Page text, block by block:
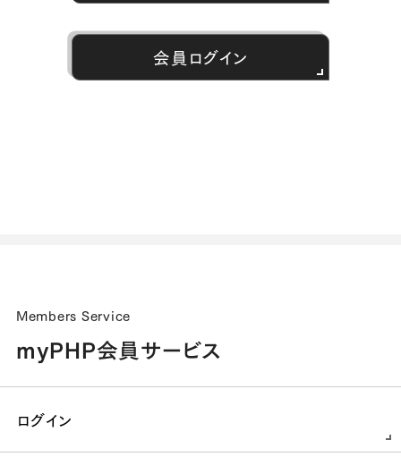
会員ログイン
Members Service
myPHP会員サービス
ログイン